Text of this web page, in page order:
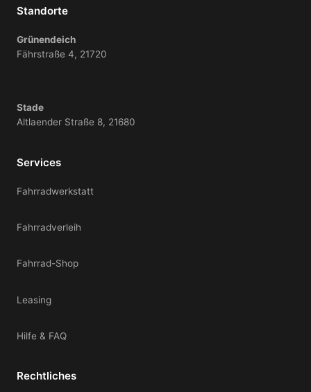
Standorte
Grünendeich
Fährstraße 4, 21720
Stade
Altlaender Straße 8, 21680
Services
Fahrradwerkstatt
Fahrradverleih
Fahrrad-Shop
Leasing
Hilfe & FAQ
Rechtliches